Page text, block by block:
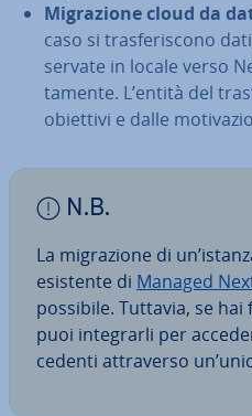
Mi­gra­zio­ne cloud da
caso si tra­sfe­ri­sco­no
ser­va­te in locale verso
ta­men­te. L’entità del
obiettivi e dalle
N.B.
La mi­gra­zio­ne di
esistente di Managed
possibile. Tuttavia, se
puoi in­te­grar­li per
ce­den­ti at­tra­ver­so